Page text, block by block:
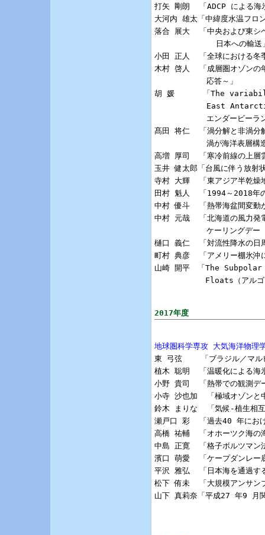
打矢 剛朗  「ADCP による海
大河内 雄太「中緯度水温フロ
落合 展大  「中央および東シ
日本への輸送
小田 正人  「全球における冬
木村 啓人  「成層圏オゾンの
           応答～」
胡 媛      「The
East
エンダービーラ
髙田 将仁  「渦分解と非渦分
渦が海洋表層構
高増 厚司  「寒冷前線の上層
玉井 健太郎「台風に伴う放射
寺村 大輝  「東アジア半乾燥
田村 魁人  「1994～2018年の
中村 優斗  「熱帯海盆間変動
中村 元哉  「北海道の風力発
ケーリングデー
樋口 義仁  「対流性降水の日
町村 典彦  「アメリー棚氷沖
山崎 開平　「The
Floats（アルゴフロート
2017年度
地球圏科学専攻 大気海洋物理
東 弓弦    「ブラジル／マル
植木 聡明  「温暖化による海
小野 貴司  「熱帯での観測デ
小寺 沙也加  「極域オゾンと
鈴木 まりな  「気候-植生相互
瀬戸口 彩  「過去40 年におけ
高橋 祐輔  「オホーツク海の
中島 正寛  「格子ボルツマン
濱口 萌愛  「ケープダンレー
平沢 雅弘  「日本海を通過す
松下 侑未  「大規模アンサン
山下 真莉奈「平成27 年9 月